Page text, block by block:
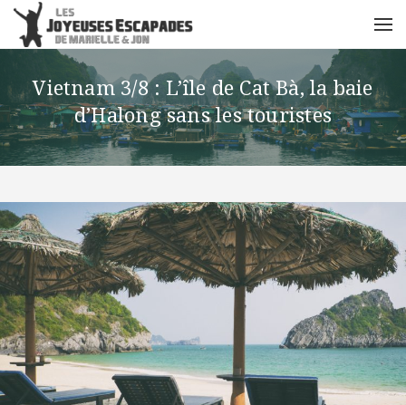
Vietnam 3/8 : L’île de Cat Bà, la baie
d’Halong sans les touristes